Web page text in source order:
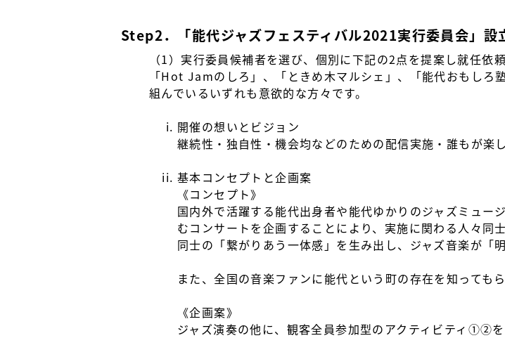
Step2．「能代ジャズフェスティバル2021実行委員会」
（1）実行委員候補者を選び、個別に下記の2点を提案し就任
「Hot Jamのしろ」、「ときめ木マルシェ」、「能代おもしろ
組んでいるいずれも意欲的な方々です。
開催の想いとビジョン
継続性・独自性・機会均などのための配信実施・誰もが楽
基本コンセプトと企画案
《コンセプト》
国内外で活躍する能代出身者や能代ゆかりのジャズミュー
むコンサートを企画することにより、実施に関わる人々
同士の「繋がりあう一体感」を生み出し、ジャズ音楽が「
また、全国の音楽ファンに能代という町の存在を知っても
《企画案》
ジャズ演奏の他に、観客全員参加型のアクティビティ①②